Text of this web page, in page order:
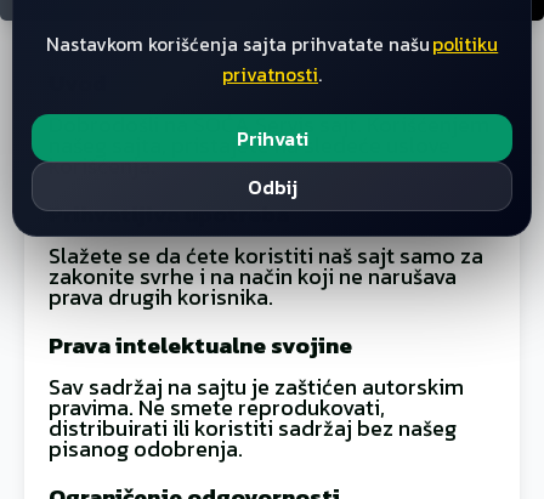
Nastavkom korišćenja sajta prihvatate našupolitiku
privatnosti.
Prihvati
Odbij
Dobrodošli na SOĆA Servis sajt. Korišćenjem
našeg sajta, pristajete na sledeće uslove
korišćenja.
Prihvatljiva upotreba
Slažete se da ćete koristiti naš sajt samo za
zakonite svrhe i na način koji ne narušava
prava drugih korisnika.
Prava intelektualne svojine
Sav sadržaj na sajtu je zaštićen autorskim
pravima. Ne smete reprodukovati,
distribuirati ili koristiti sadržaj bez našeg
pisanog odobrenja.